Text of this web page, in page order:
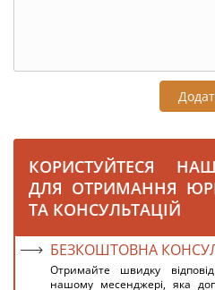
КОРИСТУЙТЕСЯ
ДЛЯ ОТРИМАННЯ
ТА КОНСУЛЬТАЦІЙ
БЕЗКОШТОВНА
Отримайте швидку
нашому месенджері, яка